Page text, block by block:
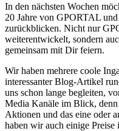
In den nächsten Wochen
20 Jahre von GPORTAL
zurückblicken. Nicht nur
weiterentwickelt, sondern
gemeinsam mit Dir feiern.
Wir haben mehrere coole
interessanter Blog-Artikel
uns schon lange begleiten,
Media Kanäle im Blick,
Aktionen und das eine oder
haben wir auch einige